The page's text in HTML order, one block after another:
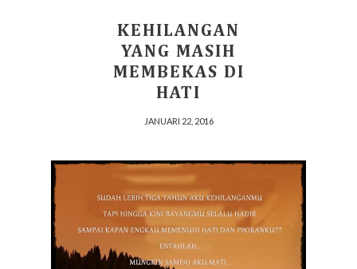
KEHILANGAN
YANG MASIH
MEMBEKAS DI
HATI
JANUARI 22, 2016